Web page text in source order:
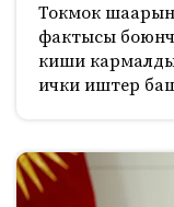
Токмок
фактысы
киши
ички иштер